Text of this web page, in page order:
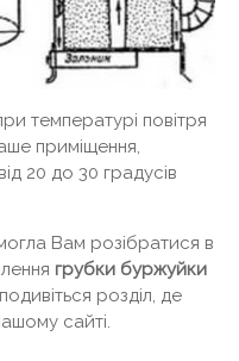
температурі повітря
приміщення,
20 до 30 градусів
Вам розібратися в
грубки буржуйки
розділ, де
сайті.